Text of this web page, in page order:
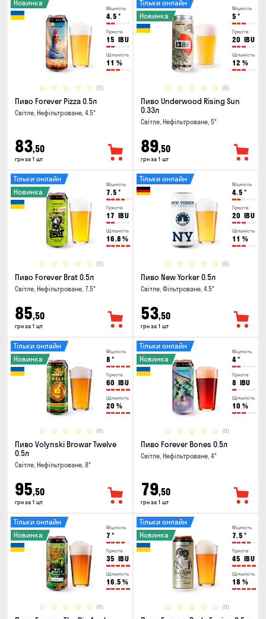
Міцність
4.5 °
Гіркота
15 IBU
Щільність
11 %
(0)
Новинка
Пиво Forever Pizza 0.5л
Світле, Нефільтроване, 4.5°
83,50
грн за 1 шт
Міцність
5 °
Гіркота
20 IBU
Щільність
12 %
(0)
Тільки онлайн
Новинка
Пиво Underwood Rising Sun
0.33л
Світле, Нефільтроване, 5°
89,50
грн за 1 шт
Міцність
7.5 °
Гіркота
17 IBU
Щільність
16.8 %
(0)
Тільки онлайн
Новинка
Пиво Forever Brat 0.5л
Світле, Нефільтроване, 7.5°
85,50
грн за 1 шт
Міцність
4.5 °
Гіркота
20 IBU
Щільність
11 %
(0)
Тільки онлайн
Пиво New Yorker 0.5л
Світле, Фільтроване, 4.5°
53,50
грн за 1 шт
Міцність
8 °
Гіркота
60 IBU
Щільність
20 %
(0)
Тільки онлайн
Новинка
Пиво Volynski Browar Twelve
0.5л
Світле, Нефільтроване, 8°
95,50
грн за 1 шт
Міцність
4°
Гіркота
8 IBU
Щільність
10 %
(0)
Тільки онлайн
Новинка
Пиво Forever Bones 0.5л
Світле, Нефільтроване, 4°
79,50
грн за 1 шт
Міцність
7 °
Гіркота
35 IBU
Щільність
16.5 %
(0)
Тільки онлайн
Новинка
Міцність
7.5 °
Гіркота
45 IBU
Щільність
18 %
(0)
Тільки онлайн
Новинка